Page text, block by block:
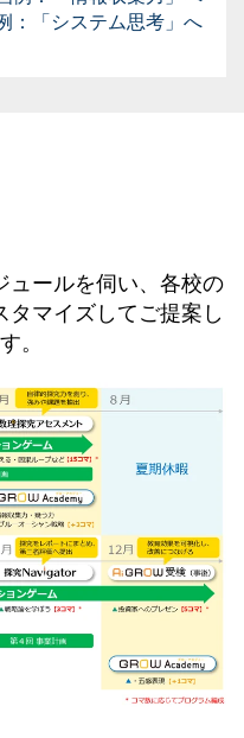
：「システム思考」へ
ュールを伺い、各校の
タマイズしてご提案し
。